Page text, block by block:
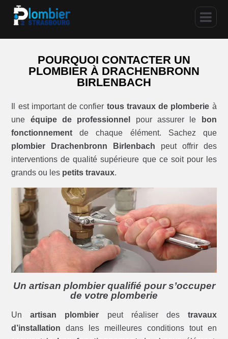
POURQUOI CONTACTER UN
PLOMBIER À DRACHENBRONN
BIRLENBACH
Il est important de confier tous travaux de plomberie à
une équipe de professionnel pour assurer le
bon
fonctionnement de chaque élément. Sachez que
plombier Drachenbronn Birlenbach peut offrir des
interventions de qualité supérieure que ce soit pour les
grands ou les petits travaux.
Un artisan plombier qualifié pour s’occuper
de votre plomberie
Unartisan plombier peut réaliser des travaux
d’installation dans les meilleures conditions tout en